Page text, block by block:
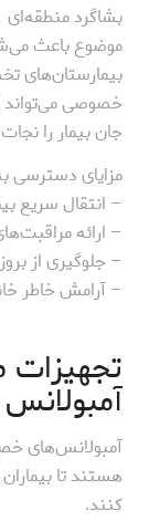
بشاگرد
موضوع باعث
بیمارستان‌های
خصوصی می‌تواند
جان بیمار را
مزایای دسترسی
– انتقال سریع
– ارائه
– جلوگیری از
– آرامش خاطر
تجهیزات
آمبولانس‌های
هستند تا
کنند.